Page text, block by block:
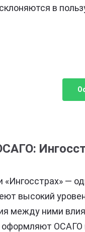
в
«Ингосстрах» —
высокий
между ними
оформляют ОСАГО